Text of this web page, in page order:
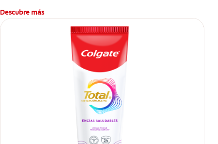
caries.
Descubre más